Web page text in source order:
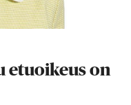
etuoikeus on